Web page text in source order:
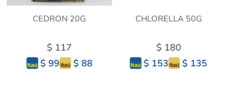
CEDRON 20G
$ 117
$ 99
$ 88
CHLORELLA 50G
$ 180
$ 153
$ 135